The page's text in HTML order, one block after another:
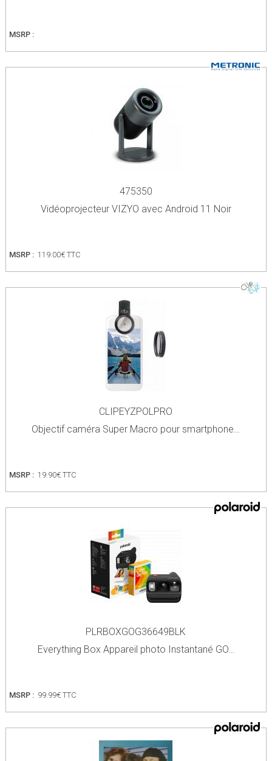
MSRP :
475350
Vidéoprojecteur VIZYO avec Android 11 Noir
MSRP : 119.00€ TTC
CLIPEYZPOLPRO
Objectif caméra Super Macro pour smartphone…
MSRP : 19.90€ TTC
PLRBOXGOG36649BLK
Everything Box Appareil photo Instantané GO…
MSRP : 99.99€ TTC